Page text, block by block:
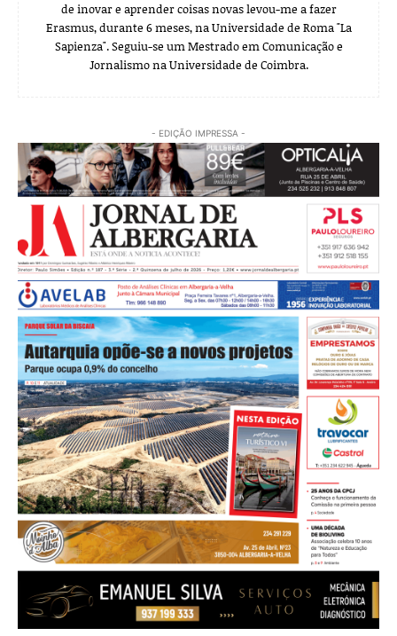
de inovar e aprender coisas novas levou-me a fazer
Erasmus, durante 6 meses, na Universidade de Roma "La
Sapienza". Seguiu-se um Mestrado em Comunicação e
Jornalismo na Universidade de Coimbra.
- EDIÇÃO IMPRESSA -